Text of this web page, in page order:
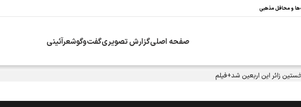
و محافل مذهبی
صفحه اصلیگزارش تصویریگفت‌وگوشعرآئینی
زائر این اربعین شد+فیلم